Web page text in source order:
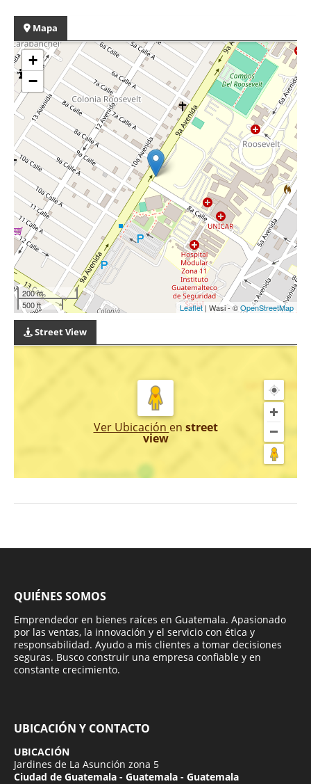
Mapa
+
−
200 m
500 ft
Leaflet| Wasi - ©OpenStreetMap
Street View
Ver Ubicación en street
view
QUIÉNES SOMOS
Emprendedor en bienes raíces en Guatemala. Apasionado
por las ventas, la innovación y el servicio con ética y
responsabilidad. Ayudo a mis clientes a tomar decisiones
seguras. Busco construir una empresa confiable y en
constante crecimiento.
UBICACIÓN Y CONTACTO
UBICACIÓN
Jardines de La Asunción zona 5
Ciudad de Guatemala - Guatemala - Guatemala